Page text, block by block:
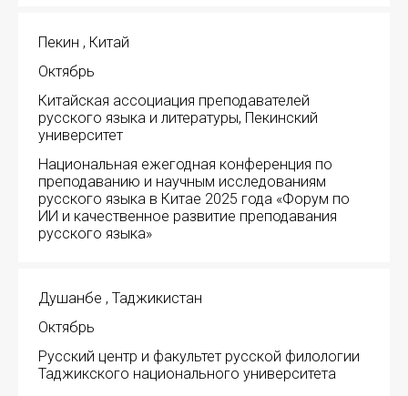
Пекин , Китай
Октябрь
Китайская ассоциация преподавателей
русского языка и литературы, Пекинский
университет
Национальная ежегодная конференция по
преподаванию и научным исследованиям
русского языка в Китае 2025 года «Форум по
ИИ и качественное развитие преподавания
русского языка»
Душанбе , Таджикистан
Октябрь
Русский центр и факультет русской филологии
Таджикского национального университета